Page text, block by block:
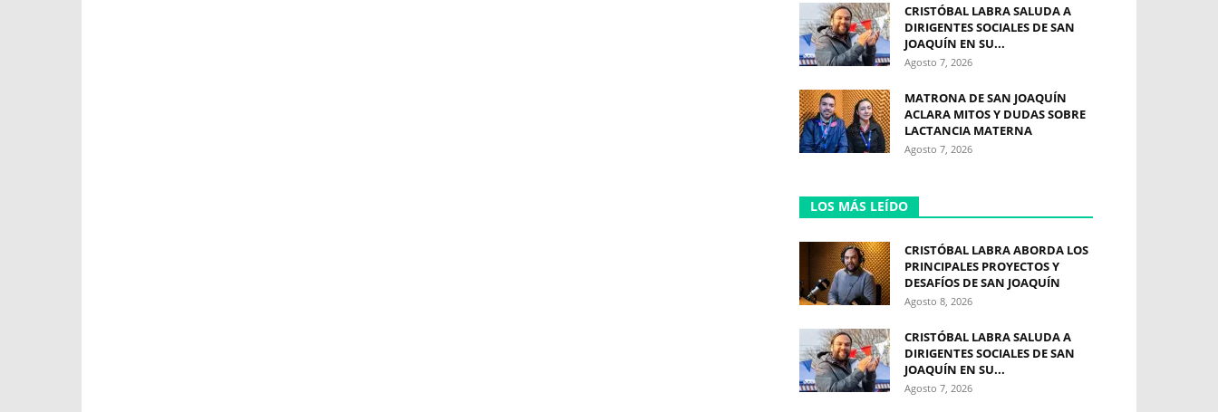
CRISTÓBAL LABRA SALUDA A
DIRIGENTES SOCIALES DE SAN
JOAQUÍN EN SU...
Agosto 7, 2026
MATRONA DE SAN JOAQUÍN
ACLARA MITOS Y DUDAS SOBRE
LACTANCIA MATERNA
Agosto 7, 2026
LOS MÁS LEÍDO
CRISTÓBAL LABRA ABORDA LOS
PRINCIPALES PROYECTOS Y
DESAFÍOS DE SAN JOAQUÍN
Agosto 8, 2026
CRISTÓBAL LABRA SALUDA A
DIRIGENTES SOCIALES DE SAN
JOAQUÍN EN SU...
Agosto 7, 2026